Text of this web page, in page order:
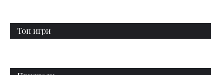
Топ игри